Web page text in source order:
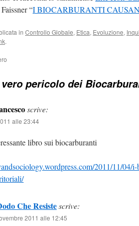
“I BIOCARBURANTI
in Controllo Globale, Etica, Evoluzione,
.
pericolo dei
scrive:
alle 23:44
libro sui biocarburanti
2011/11/04/
Che Resistescrive:
2011 alle 12:45